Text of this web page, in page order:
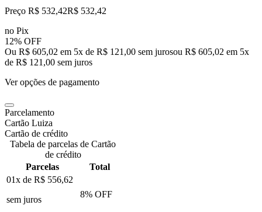
Preço R$ 532,42R$ 532,42
no Pix
12% OFF
Ou R$ 605,02 em 5x de R$ 121,00 sem jurosou R$ 605,02 em 5x
de R$ 121,00 sem juros
Ver opções de pagamento
Parcelamento
Cartão Luiza
Cartão de crédito
Tabela de parcelas de Cartão
de crédito
Parcelas
Total
01x de R$ 556,62
sem juros
8% OFF